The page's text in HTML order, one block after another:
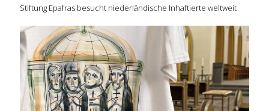
Stiftung Epafras besucht niederländische Inhaftierte weltweit